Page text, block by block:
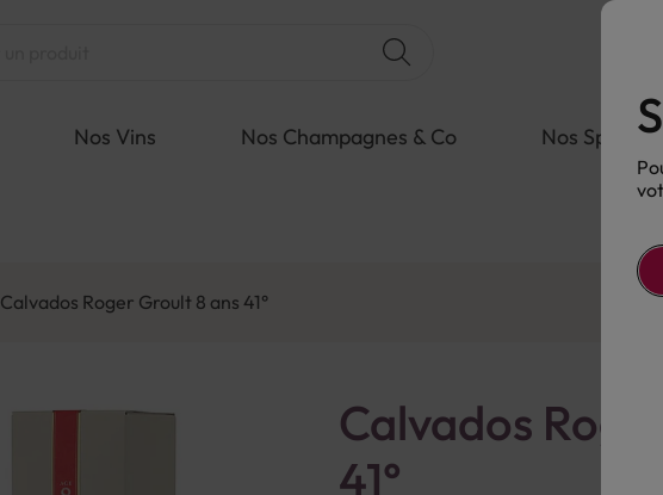
Nos Vins Nos Champagnes & Co Nos
Calvados Roger Groult 8 ans 41°
Calvados
41°